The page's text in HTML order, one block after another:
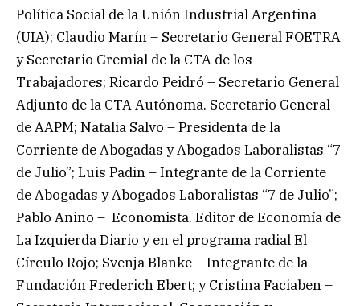
Política Social de la Unión Industrial Argentina
(UIA); Claudio Marín – Secretario General FOETRA
y Secretario Gremial de la CTA de los
Trabajadores; Ricardo Peidró – Secretario General
Adjunto de la CTA Autónoma. Secretario General
de AAPM; Natalia Salvo – Presidenta de la
Corriente de Abogadas y Abogados Laboralistas “7
de Julio”; Luis Padin – Integrante de la Corriente
de Abogadas y Abogados Laboralistas “7 de Julio”;
Pablo Anino – Economista. Editor de Economía de
La Izquierda Diario y en el programa radial El
Círculo Rojo; Svenja Blanke – Integrante de la
Fundación Frederich Ebert; y Cristina Faciaben –